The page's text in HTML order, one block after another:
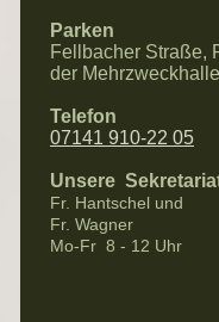
Parken
Fellbacher Straße,
der Mehrzweckhalle
Telefon
07141 910-22 05
Unsere
Fr. Hantschel und
Fr. Wagner
Mo-Fr 8 - 12 Uhr